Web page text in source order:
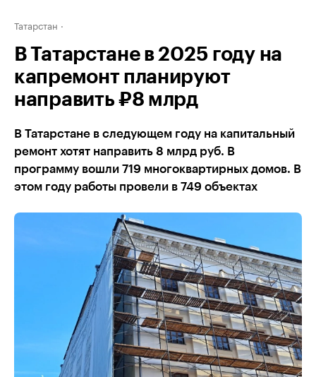
Татарстан
В Татарстане в 2025 году на
капремонт планируют
направить ₽8 млрд
В Татарстане в следующем году на капитальный
ремонт хотят направить 8 млрд руб. В
программу вошли 719 многоквартирных домов. В
этом году работы провели в 749 объектах